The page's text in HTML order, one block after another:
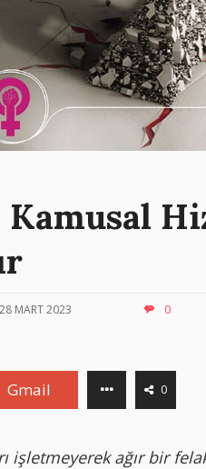
Kamusal
28 MART 2023 0
Gmail 0
işletmeyerek ağır bir